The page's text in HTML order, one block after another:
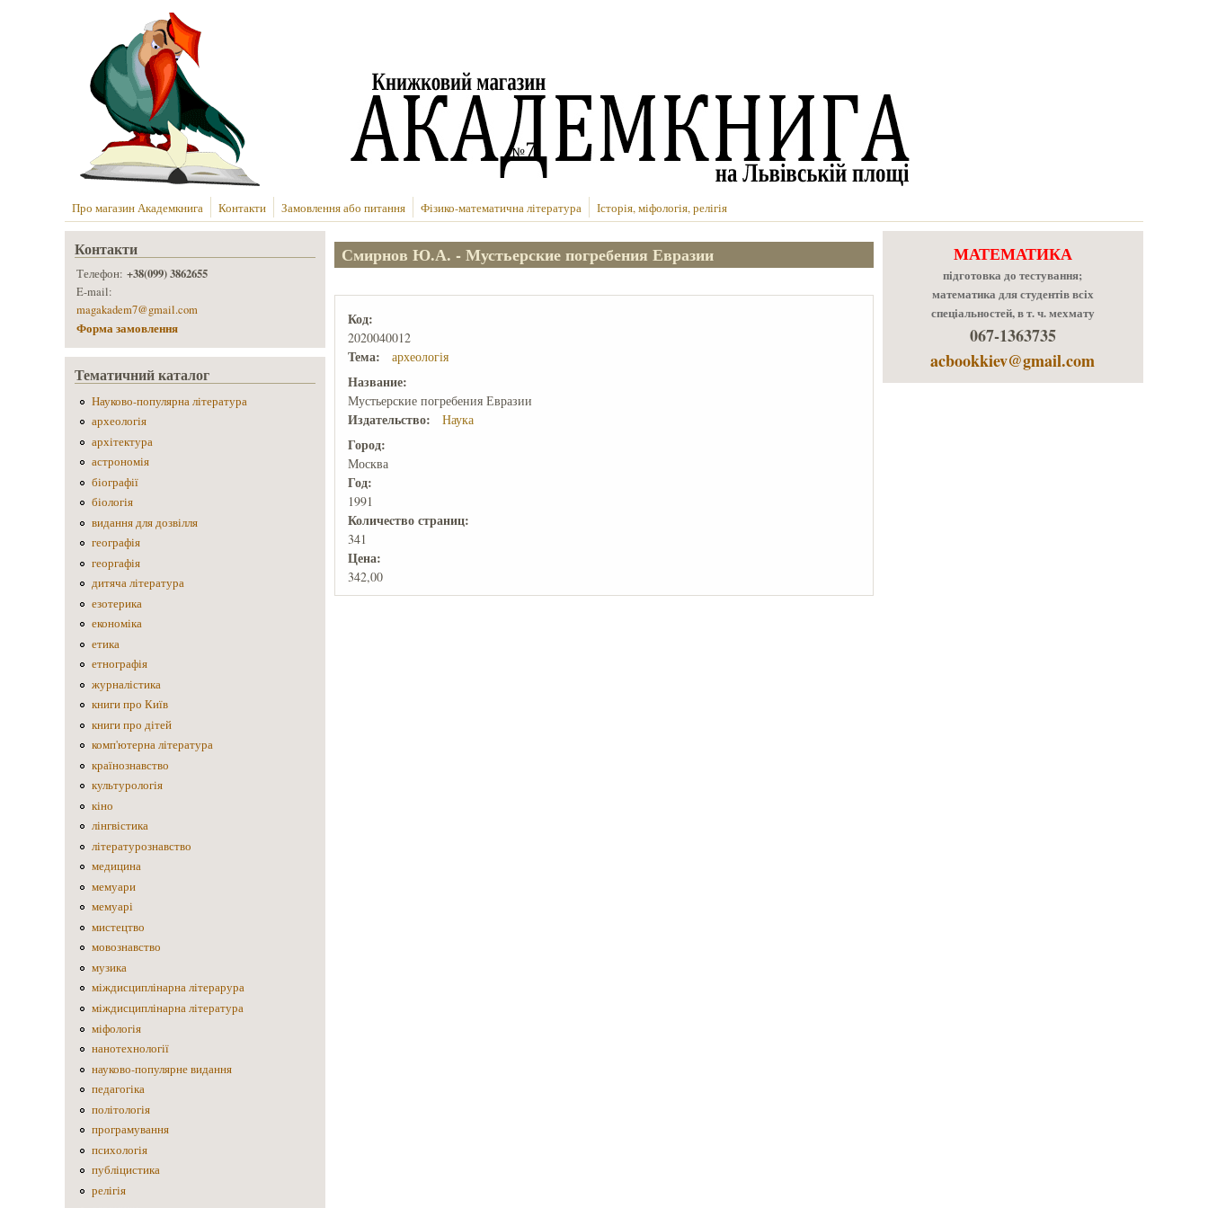
Про магазин Академкнига Контакти Замовлення або питання Фізико-математична література Історія, міфологія, релігія
Смирнов Ю.А. - Мустьерские погребения Евразии
Код:
2020040012
Тема: археологія
Название:
Мустьерские погребения Евразии
Издательство: Наука
Город:
Москва
Год:
1991
Количеcтво страниц:
341
Цена:
342,00
Контакти
Телефон:+38(099) 3862655
E-mail:
magakadem7@gmail.com
Форма замовлення
Тематичний каталог
Науково-популярна література
археологія
архітектура
астрономія
біографії
біологія
видання для дозвілля
географія
георгафія
дитяча література
езотерика
економіка
етика
етнографія
журналістика
книги про Київ
книги про дітей
комп'ютерна література
країнознавство
культурологія
кіно
лінгвістика
літературознавство
медицина
мемуари
мемуарі
мистецтво
мовознавство
музика
міждисциплінарна літерарура
міждисциплінарна література
міфологія
нанотехнології
науково-популярне видання
педагогіка
політологія
програмування
психологія
публіцистика
релігія
МАТЕМАТИКА
підготовка до тестування;
математика для студентів всіх
спеціальностей, в т. ч. мехмату
067-1363735
acbookkiev@gmail.com